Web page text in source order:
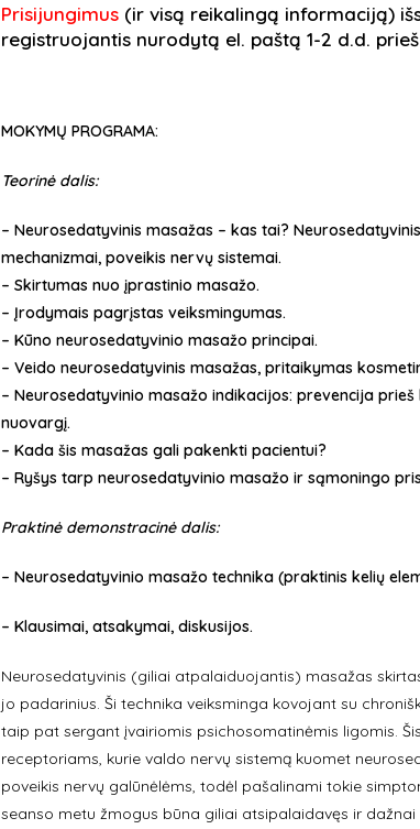
Prisijungimus(ir visą reikalingą informaciją)
registruojantis nurodytą el. paštą 1-2 d.d.
MOKYMŲ PROGRAMA:
Teorinė dalis:
– Neurosedatyvinis masažas – kas tai?
mechanizmai, poveikis nervų sistemai.
– Skirtumas nuo įprastinio masažo.
– Įrodymais pagrįstas veiksmingumas.
– Kūno neurosedatyvinio masažo principai.
– Veido neurosedatyvinis masažas, pritaikymas
– Neurosedatyvinio masažo indikacijos: prevencija
nuovargį.
– Kada šis masažas gali pakenkti pacientui?
– Ryšys tarp neurosedatyvinio masažo ir sąmoningo
Praktinė demonstracinė dalis:
– Neurosedatyvinio masažo technika (praktinis kelių
– Klausimai, atsakymai, diskusijos.
Neurosedatyvinis (giliai atpalaiduojantis) masažas
jo padarinius. Ši technika veiksminga kovojant su
taip pat sergant įvairiomis psichosomatinėmis ligomis.
receptoriams, kurie valdo nervų sistemą kuomet
poveikis nervų galūnėlėms, todėl pašalinami tokie
seanso metu žmogus būna giliai atsipalaidavęs ir